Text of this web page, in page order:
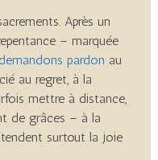
Après un
– marquée
demandons pardon au
au regret, à la
mettre à distance,
de grâces – à la
surtout la joie